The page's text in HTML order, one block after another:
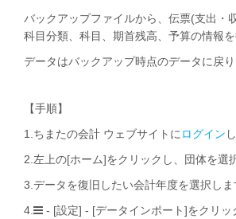
バックアップファイルから、伝票(支出・
科目分類、科目、期首残高、予算の情報を
データはバックアップ時点のデータに戻り
【手順】
1.ちまたの会計 ウェブサイトに ログイン
2.左上の[ホーム]をクリックし、団体を選
3.データを復旧したい会計年度を選択しま
4.
- [設定] - [データインポート]をクリッ